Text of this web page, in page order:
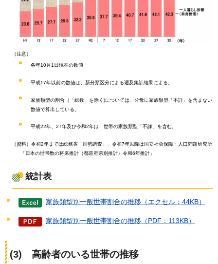
（注意）
各年10月1日現在の数値
平成17年以前の数値は、新分類区分による遡及集計結果による。
家族類型の割合（「総数」を除く)については、分母に家族類型「不詳」を含まない
数値で算出している。
平成22年、27年及び令和2年は、世帯の家族類型「不詳」を含む。
（資料）令和2年までは総務省「国勢調査」、令和7年以降は国立社会保障・人口問題研究所
「日本の世帯数の将来推計（都道府県別推計）令和6年推計」
統計表
家族類型別一般世帯割合の推移（エクセル：44KB）
家族類型別一般世帯割合の推移（PDF：113KB）
(3) 高齢者のいる世帯の推移